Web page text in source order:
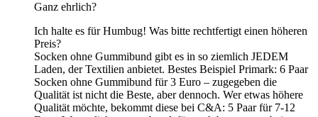
Ganz ehrlich?
Ich halte es für Humbug! Was bitte rechtfertigt einen höheren
Preis?
Socken ohne Gummibund gibt es in so ziemlich JEDEM
Laden, der Textilien anbietet. Bestes Beispiel Primark: 6 Paar
Socken ohne Gummibund für 3 Euro – zugegeben die
Qualität ist nicht die Beste, aber dennoch. Wer etwas höhere
Qualität möchte, bekommt diese bei C&A: 5 Paar für 7-12